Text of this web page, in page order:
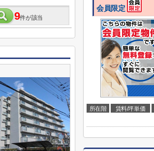
会員限定
所在階 賃料/坪単価
9件が該当